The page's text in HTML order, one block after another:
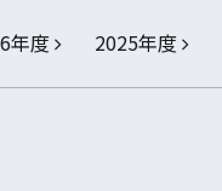
年度 2025年度